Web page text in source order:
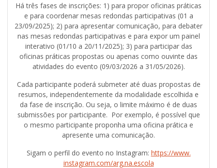
Há três fases de inscrições: 1) para propor oficinas práticas
e para coordenar mesas redondas participativas (01 a
23/09/2025); 2) para apresentar comunicação, para debater
nas mesas redondas participativas e para expor um painel
interativo (01/10 a 20/11/2025); 3) para participar das
oficinas práticas propostas ou apenas como ouvinte das
atividades do evento (09/03/2026 a 31/05/2026).
Cada participante poderá submeter até duas propostas de
resumos, independentemente da modalidade escolhida e
da fase de inscrição. Ou seja, o limite máximo é de duas
submissões por participante. Por exemplo, é possível que
o mesmo participante proponha uma oficina prática e
apresente uma comunicação.
Sigam o perfil do evento no Instagram: https://www.
instagram.com/arg.na.escola